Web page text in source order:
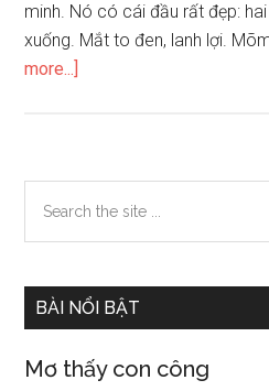
minh. Nó có cái đầu rất đẹp:
xuống. Mắt to đen, lanh lợi.
more...]
nhà
em
nuôi
Primary
Sidebar
the
BÀI NỔI BẬT
Mơ thấy con công